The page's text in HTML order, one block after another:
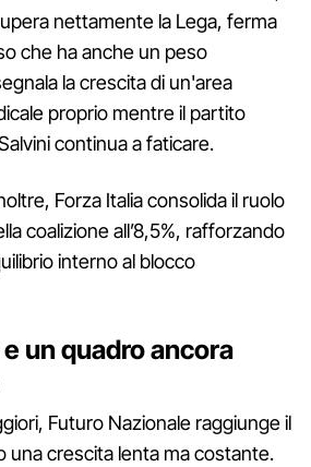
nettamente la Lega, ferma
che ha anche un peso
la crescita di un'area
proprio mentre il partito
continua a faticare.
Forza Italia consolida il ruolo
coalizione all’8,5%, rafforzando
interno al blocco
un quadro ancora
Futuro Nazionale raggiunge il
una crescita lenta ma costante.